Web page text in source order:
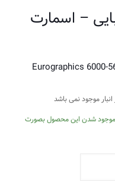
زیبایی – اسمارت
Eurographics 6000-
موجود نمی باشد
از موجود شدن این محصول بصورت